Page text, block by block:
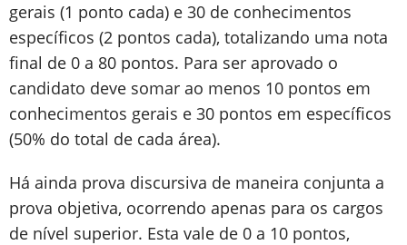
gerais (1 ponto cada) e 30 de conhecimentos
específicos (2 pontos cada), totalizando uma nota
final de 0 a 80 pontos. Para ser aprovado o
candidato deve somar ao menos 10 pontos em
conhecimentos gerais e 30 pontos em específicos
(50% do total de cada área).
Há ainda prova discursiva de maneira conjunta a
prova objetiva, ocorrendo apenas para os cargos
de nível superior. Esta vale de 0 a 10 pontos,